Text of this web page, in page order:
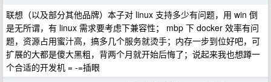
联想（以及部分其他品牌）本子对 linux 支持多少有问题，用 win 倒
是无所谓，有 linux 需求要考虑下兼容性； mbp 下 docker 效率有问
题，资源占用蜜汁高，搞多几个服务就烫手；内存一步到位好吧，可
扩展的大都是傻大黑粗，背两个月就开始后悔了；说起来我也想蹲一
个合适的开发机 = -=插眼